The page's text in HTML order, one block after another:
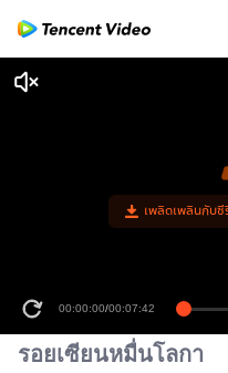
เพลิดเพลินกับซี
00:00:00/00:07:42
รอยเซียนหมื่นโลกา